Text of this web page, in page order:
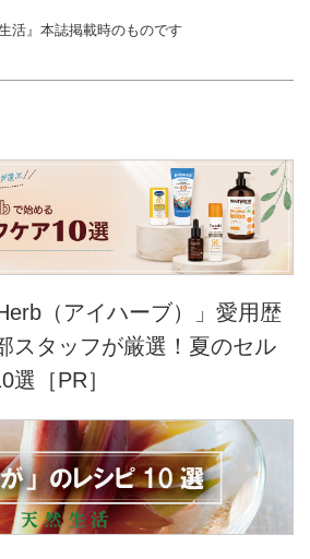
活』本誌掲載時のものです
（アイハーブ）」愛用歴
スタッフが厳選！夏のセル
選［PR］